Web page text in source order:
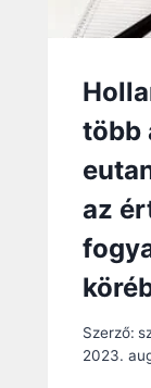
több
az
Szerző:
2023.